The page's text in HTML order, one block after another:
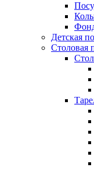
Детская
Столовая